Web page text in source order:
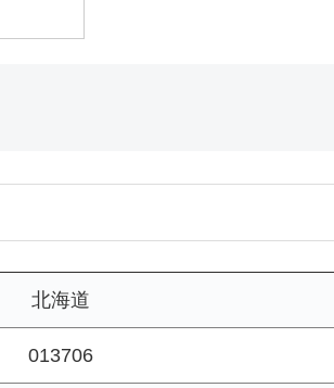
北海道
013706